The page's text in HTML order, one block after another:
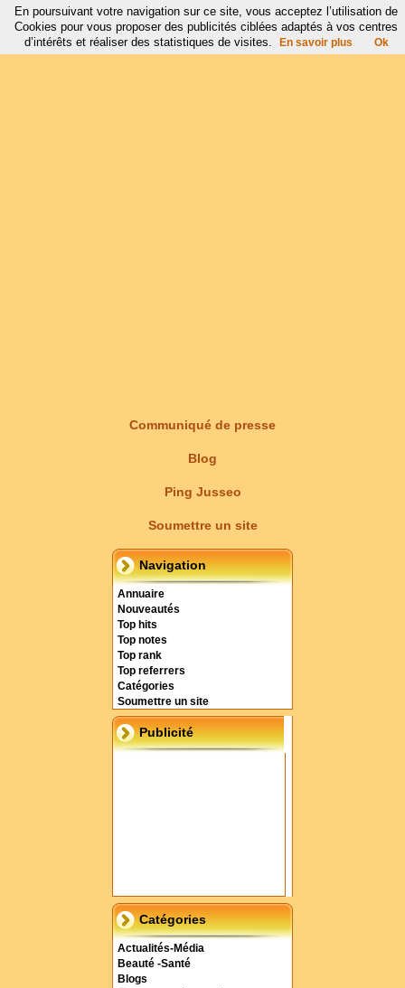
Communiqué de presse
Blog
Ping Jusseo
Soumettre un site
Navigation
Annuaire
Nouveautés
Top hits
Top notes
Top rank
Top referrers
Catégories
Soumettre un site
Publicité
Catégories
Actualités-Média
Beauté -Santé
Blogs
En poursuivant votre navigation sur ce site, vous acceptez l’utilisation de
Cookies pour vous proposer des publicités ciblées adaptés à vos centres
d’intérêts et réaliser des statistiques de visites.
En savoir plus Ok